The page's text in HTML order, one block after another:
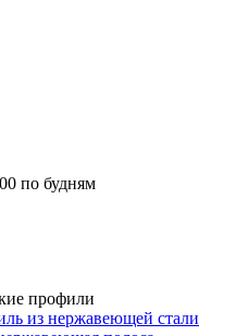
по будням
профили
из нержавеющей стали